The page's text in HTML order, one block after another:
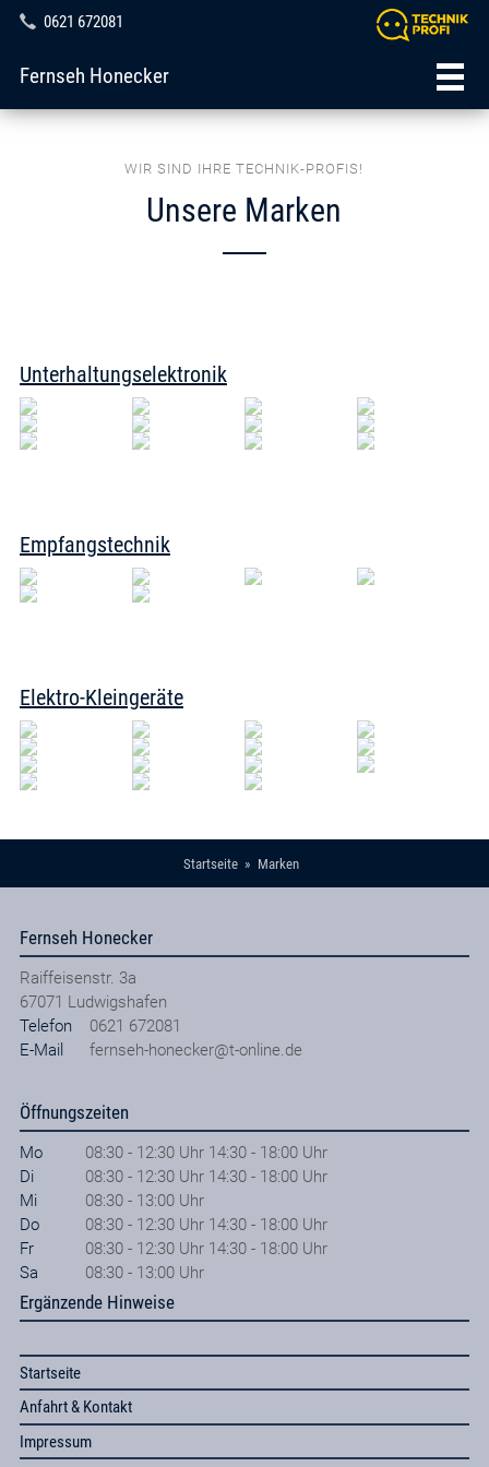
0621 672081
Fernseh Honecker
WIR SIND IHRE TECHNIK-PROFIS!
Unsere Marken
Unterhaltungselektronik
Empfangstechnik
Elektro-Kleingeräte
Startseite Marken
Fernseh Honecker
Raiffeisenstr. 3a
67071 Ludwigshafen
Telefon
0621 672081
E-Mail
fernseh-honecker@t-online.de
Öffnungszeiten
Mo
08:30 - 12:30 Uhr 14:30 - 18:00 Uhr
Di
08:30 - 12:30 Uhr 14:30 - 18:00 Uhr
Mi
08:30 - 13:00 Uhr
Do
08:30 - 12:30 Uhr 14:30 - 18:00 Uhr
Fr
08:30 - 12:30 Uhr 14:30 - 18:00 Uhr
Sa
08:30 - 13:00 Uhr
Ergänzende Hinweise
Startseite
Anfahrt & Kontakt
Impressum